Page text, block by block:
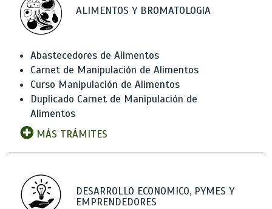
ALIMENTOS Y BROMATOLOGíA
Abastecedores de Alimentos
Carnet de Manipulación de Alimentos
Curso Manipulación de Alimentos
Duplicado Carnet de Manipulación de
Alimentos
MÁS TRÁMITES
DESARROLLO ECONOMICO, PYMES Y
EMPRENDEDORES